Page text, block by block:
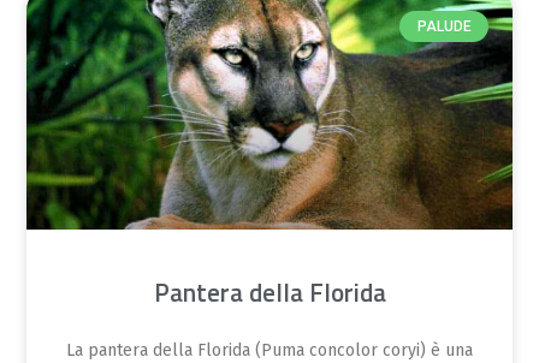
PALUDE
Pantera della Florida
La pantera della Florida (Puma concolor coryi) è una